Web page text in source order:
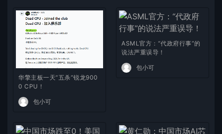
华擎主板一天“五杀”锐龙900
0 CPU！
包小可
ASML官方：“代政府行事”的
说法严重误导！
包小可